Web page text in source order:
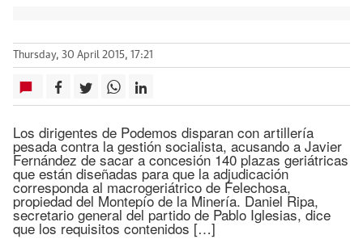
Thursday, 30 April 2015, 17:21
Los dirigentes de Podemos disparan con artillería
pesada contra la gestión socialista, acusando a Javier
Fernández de sacar a concesión 140 plazas geriátricas
que están diseñadas para que la adjudicación
corresponda al macrogeriátrico de Felechosa,
propiedad del Montepío de la Minería. Daniel Ripa,
secretario general del partido de Pablo Iglesias, dice
que los requisitos contenidos […]